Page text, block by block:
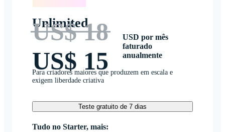
Unlimited
US$ 18
US$ 15
USD por mês
faturado
anualmente
Para criadores maiores que produzem em escala e
exigem liberdade criativa
Teste gratuito de 7 dias
Tudo no Starter, mais: